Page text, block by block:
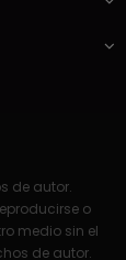
de autor.
o
medio sin el
de autor.